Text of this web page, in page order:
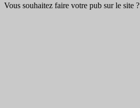
Vous souhaitez faire votre pub sur le site ?